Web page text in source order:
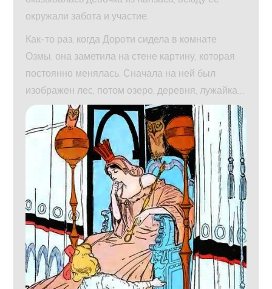
окружали забота и участие.
Как-то раз, когда Дороти сидела в комнате
Озмы, она заметила на стене картину, которая
постоянно менялась. Сначала на ней был
изображен лес, потом озеро, деревня, лужайка…